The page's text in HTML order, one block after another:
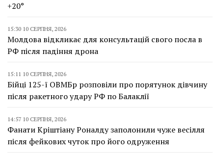
+20°
15:30 10 СЕРПНЯ, 2026
Молдова відкликає для консультацій свого посла в
РФ після падіння дрона
15:11 10 СЕРПНЯ, 2026
Бійці 125-ї ОВМБр розповіли про порятунок дівчину
після ракетного удару РФ по Балаклії
14:57 10 СЕРПНЯ, 2026
Фанати Кріштіану Роналду заполонили чуже весілля
після фейкових чуток про його одруження